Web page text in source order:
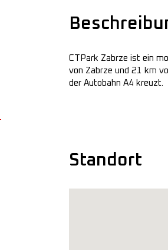
CTPark Zabrze ist ein
von Zabrze und 21 km
der Autobahn A4 kreuzt.
Standort